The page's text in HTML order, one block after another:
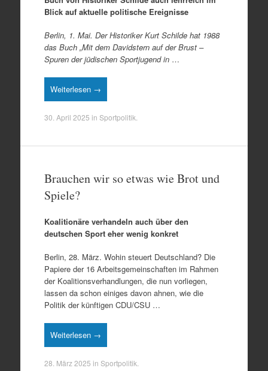
Blick auf aktuelle politische Ereignisse
Berlin, 1. Mai. Der Historiker Kurt Schilde hat 1988
das Buch „Mit dem Davidstern auf der Brust –
Spuren der jüdischen Sportjugend in …
Weiterlesen →
30. April 2025 in Sportpolitik
Brauchen wir so etwas wie Brot und
Spiele?
Koalitionäre verhandeln auch über den
deutschen Sport eher wenig konkret
Berlin, 28. März. Wohin steuert Deutschland? Die
Papiere der 16 Arbeitsgemeinschaften im Rahmen
der Koalitionsverhandlungen, die nun vorliegen,
lassen da schon einiges davon ahnen, wie die
Politik der künftigen CDU/CSU …
Weiterlesen →
28. März 2025 in Sportpolitik